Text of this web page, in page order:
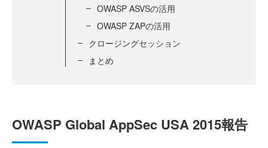
OWASP ASVSの活用
OWASP ZAPの活用
クロージングセッション
まとめ
OWASP Global AppSec USA 2015報告